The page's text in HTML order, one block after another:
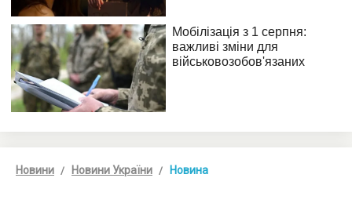
Новини Новини України Новина